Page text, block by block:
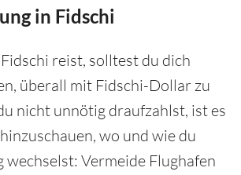
in Fidschi
reist, solltest du dich
überall mit Fidschi-Dollar zu
nicht unnötig draufzahlst, ist es
wo und wie du
wechselst: Vermeide Flughafen